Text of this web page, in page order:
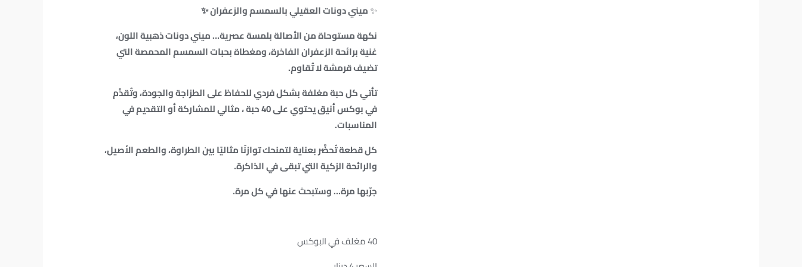
✨ميني دونات العقيلي بالسمسم والزعفران ✨
نكهة مستوحاة من الأصالة بلمسة عصرية… ميني دونات ذهبية اللون،
غنية برائحة الزعفران الفاخرة، ومغطاة بحبات السمسم المحمصة التي
تضيف قرمشة لا تُقاوم.
تأتي كل حبة مغلفة بشكل فردي للحفاظ على الطزاجة والجودة، وتُقدَّم
في بوكس أنيق يحتوي على 40 حبة ، مثالي للمشاركة أو التقديم في
المناسبات.
كل قطعة تُحضَّر بعناية لتمنحك توازنًا مثاليًا بين الطراوة، والطعم الأصيل،
والرائحة الزكية التي تبقى في الذاكرة.
جرّبها مرة… وستبحث عنها في كل مرة.
40 مغلف في البوكس